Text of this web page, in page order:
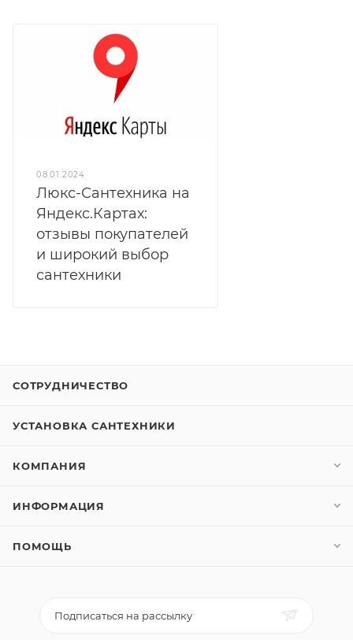
08.01.2024
Люкс-Сантехника на
Яндекс.Картах:
отзывы покупателей
и широкий выбор
сантехники
СОТРУДНИЧЕСТВО
УСТАНОВКА САНТЕХНИКИ
КОМПАНИЯ
ИНФОРМАЦИЯ
ПОМОЩЬ
Подписаться на рассылку